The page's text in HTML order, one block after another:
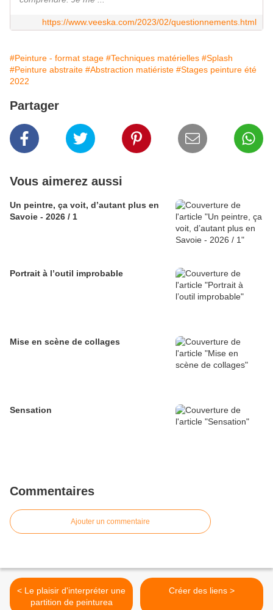
https://www.veeska.com/2023/02/questionnements.html
#Peinture - format stage #Techniques matérielles #Splash
#Peinture abstraite #Abstraction matiériste #Stages peinture été
2022
Partager
Vous aimerez aussi
Un peintre, ça voit, d’autant plus en
Savoie - 2026 / 1
Portrait à l’outil improbable
Mise en scène de collages
Sensation
Commentaires
Ajouter un commentaire
< Le plaisir d'interpréter une
partition de peinturea
Créer des liens >